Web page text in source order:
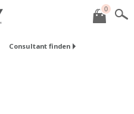
0
Consultant finden